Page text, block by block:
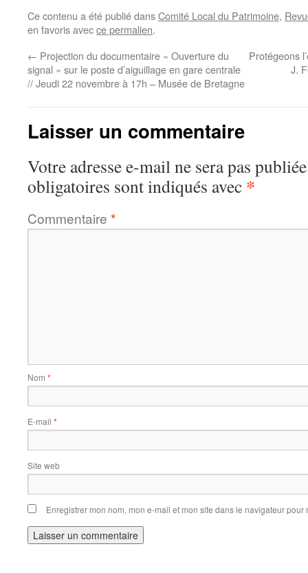
Ce contenu a été publié dansComité Local du Patrimoine,
en favoris avecce permalien.
← Projection du documentaire « Ouverture du
signal » sur le poste d’aiguillage en gare centrale
// Jeudi 22 novembre à 17h – Musée de Bretagne
Protégeons
J.
Laisser un commentaire
Votre adresse e-mail ne sera pas
obligatoires sont indiqués avec *
Commentaire *
Nom *
E-mail *
Site web
Enregistrer mon nom, mon e-mail et mon site dans le navigateur